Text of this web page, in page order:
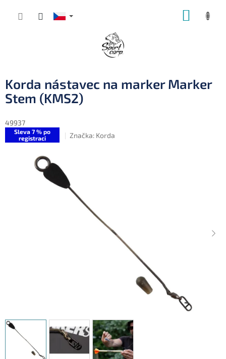
Korda nástavec na marker Marker
Stem (KMS2)
49937
Sleva 7 % po
registraci
Značka: Korda